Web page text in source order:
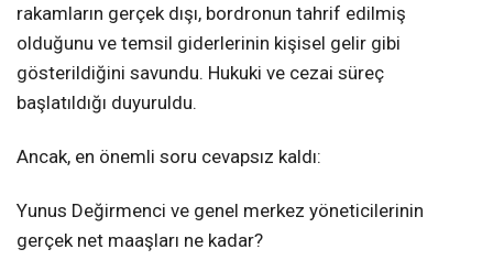
rakamların gerçek dışı, bordronun tahrif edilmiş
olduğunu ve temsil giderlerinin kişisel gelir gibi
gösterildiğini savundu. Hukuki ve cezai süreç
başlatıldığı duyuruldu.
Ancak, en önemli soru cevapsız kaldı:
Yunus Değirmenci ve genel merkez yöneticilerinin
gerçek net maaşları ne kadar?